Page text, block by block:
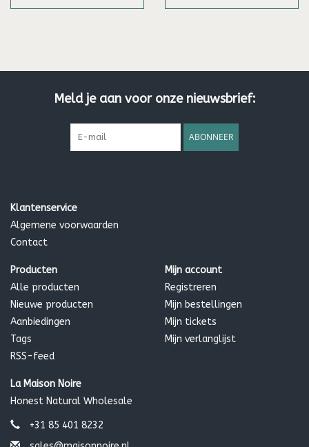
Meld je aan voor onze nieuwsbrief:
ABONNEER
Klantenservice
Algemene voorwaarden
Contact
Producten
Alle producten
Nieuwe producten
Aanbiedingen
Tags
RSS-feed
Mijn account
Registreren
Mijn bestellingen
Mijn tickets
Mijn verlanglijst
La Maison Noire
Honest Natural Wholesale
+31 85 401 8232